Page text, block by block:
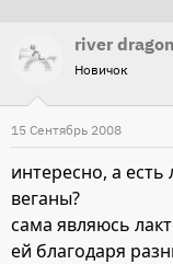
о
т
е
ы
а
а
л
river dragon
Новичок
15 Сентябрь 2008
интересно, а
веганы?
сама являюсь
ей благодаря